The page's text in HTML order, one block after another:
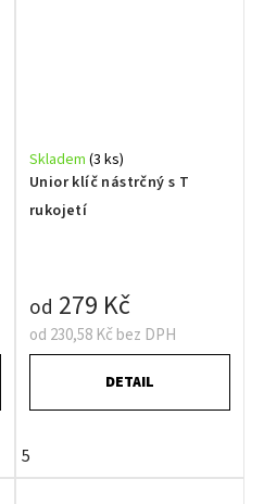
Unior klíč nástrčný s T
rukojetí
Skladem (3 ks)
od 230,58 Kč bez DPH
od 279 Kč
DETAIL
5